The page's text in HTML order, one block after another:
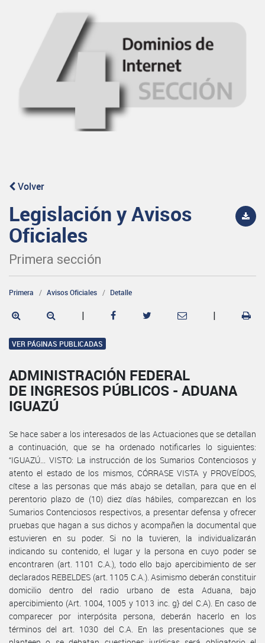
Volver
Legislación y Avisos
Oficiales
Primera sección
Primera Avisos Oficiales Detalle
| |
VER PÁGINAS PUBLICADAS
ADMINISTRACIÓN FEDERAL
DE INGRESOS PÚBLICOS - ADUANA
IGUAZÚ
Se hace saber a los interesados de las Actuaciones que se detallan
a continuación, que se ha ordenado notificarles lo siguientes:
“IGUAZÚ... VISTO: La instrucción de los Sumarios Contenciosos y
atento el estado de los mismos, CÓRRASE VISTA y PROVEÍDOS,
cítese a las personas que más abajo se detallan, para que en el
perentorio plazo de (10) diez días hábiles, comparezcan en los
Sumarios Contenciosos respectivos, a presentar defensa y ofrecer
pruebas que hagan a sus dichos y acompañen la documental que
estuvieren en su poder. Si no la tuvieren, la individualizarán
indicando su contenido, el lugar y la persona en cuyo poder se
encontraren (art. 1101 C.A.), todo ello bajo apercibimiento de ser
declarados REBELDES (art. 1105 C.A.). Asimismo deberán constituir
domicilio dentro del radio urbano de esta Aduana, bajo
apercibimiento (Art. 1004, 1005 y 1013 inc. g} del C.A). En caso de
comparecer por interpósita persona, deberán hacerlo en los
términos del art. 1030 del C.A. En las presentaciones que se